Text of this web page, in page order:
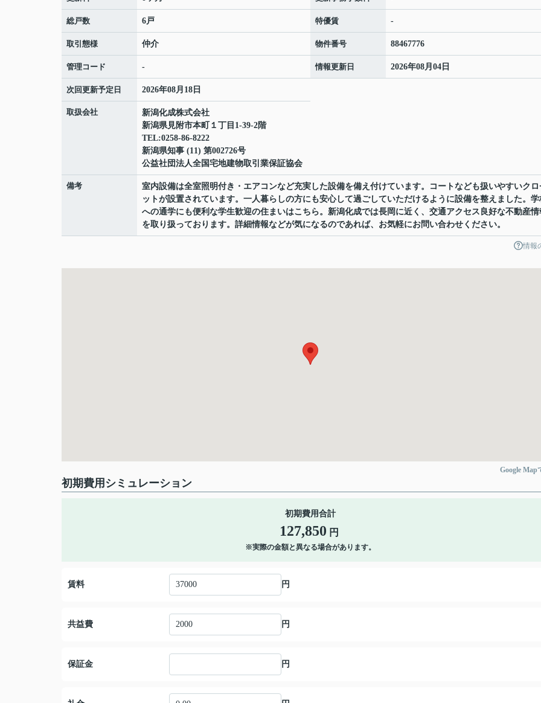
総戸数 6戸 特優賃 -
取引態様 仲介 物件番号 88467776
管理コード - 情報更新日 2026年08月04日
次回更新予定日 2026年08月18日
取扱会社
新潟化成株式会社
新潟県見附市本町１丁目1-39-2階
TEL:0258-86-8222
新潟県知事 (11) 第002726号
公益社団法人全国宅地建物取引業保証協会
備考
室内設備は全室照明付き・エアコンなど充実した設備を備え付けています。コートなども扱いやすいクロ
ットが設置されています。一人暮らしの方にも安心して過ごしていただけるように設備を整えました。学
への通学にも便利な学生歓迎の住まいはこちら。新潟化成では長岡に近く、交通アクセス良好な不動産情
を取り扱っております。詳細情報などが気になるのであれば、お気軽にお問い合わせください。
情報
Google Map
初期費用シミュレーション
初期費用合計
127,850 円
※実際の金額と異なる場合があります。
賃料 円
共益費 円
保証金 円